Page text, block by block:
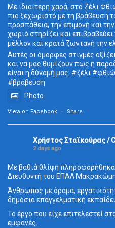
Με ιδιαίτερη χαρά, στο Ζέλι
πιο ξεχωριστό με τη βράβευση
προσπάθεια, την επιμονή και
χωριό στηρίζει και
μέλλον και κρατά ζωντανή την
Αυτές οι όμορφες στιγμές
και να μας θυμίζουν πως η
είναι η δύναμή μας. #ζέλι
#βράβευση
Photo
View on Facebook · Share
Χρήστος Σταϊκούρας /
2 days ago
Με βαθιά θλίψη
Διευθυντή του ΕΠΑΛ
Άνθρωπος με όραμα,
δημόσια επαγγελματική
Το έργο που είχε επιτελεστεί
εμφανές.